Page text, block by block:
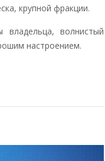
крупной фракции.
волнистый
настроением.